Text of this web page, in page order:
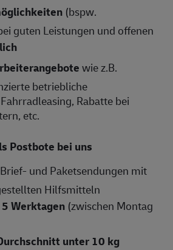
(bspw.
guten Leistungen und offenen
wie z.B.
betriebliche
Rabatte bei
etc.
Postbote bei uns
und Paketsendungen mit
Hilfsmitteln
5 Werktagen (zwischen Montag
unter 10 kg